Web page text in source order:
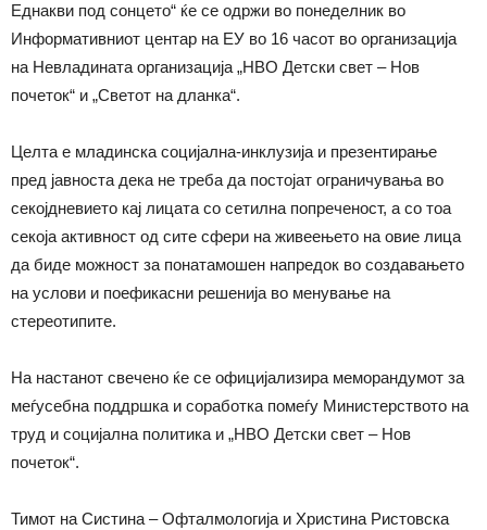
Еднакви под сонцето“ ќе се одржи во понеделник во
Информативниот центар на ЕУ во 16 часот во организација
на Невладината организација „НВО Детски свет – Нов
почеток“ и „Светот на дланка“.
Целта е младинска социјална-инклузија и презентирање
пред јавноста дека не треба да постојат ограничувања во
секојдневието кај лицата со сетилна попреченост, а со тоа
секоја активност од сите сфери на живеењето на овие лица
да биде можност за понатамошен напредок во создавањето
на услови и поефикасни решенија во менување на
стереотипите.
На настанот свечено ќе се официјализира меморандумот за
меѓусебна поддршка и соработка помеѓу Министерството на
труд и социјална политика и „НВО Детски свет – Нов
почеток“.
Тимот на Систина – Офталмологија и Христина Ристовска